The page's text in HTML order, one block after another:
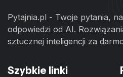
Pytajnia.pl - Twoje pytania,
odpowiedzi od AI.
sztucznej inteligencji za
Szybkie linki